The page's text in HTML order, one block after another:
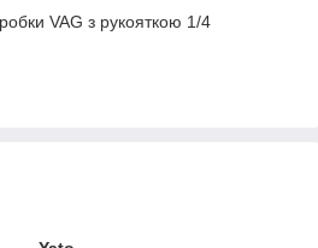
VAG з рукояткою 1/4